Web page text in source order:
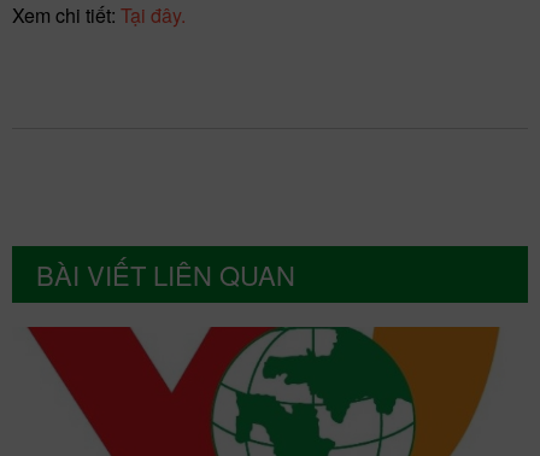
Xem chi tiết: Tại đây.
BÀI VIẾT LIÊN QUAN